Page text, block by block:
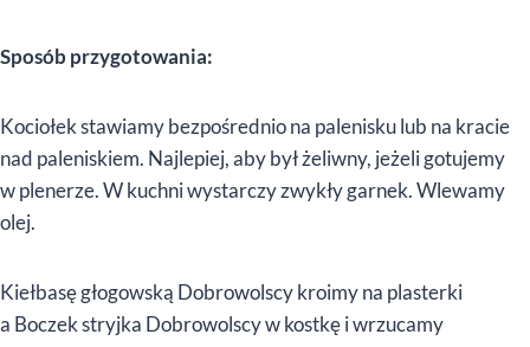
Sposób przygotowania:
Kociołek stawiamy bezpośrednio na palenisku lub na kracie
nad paleniskiem. Najlepiej, aby był żeliwny, jeżeli gotujemy
w plenerze. W kuchni wystarczy zwykły garnek. Wlewamy
olej.
Kiełbasę głogowską Dobrowolscy kroimy na plasterki
a Boczek stryjka Dobrowolscy w kostkę i wrzucamy